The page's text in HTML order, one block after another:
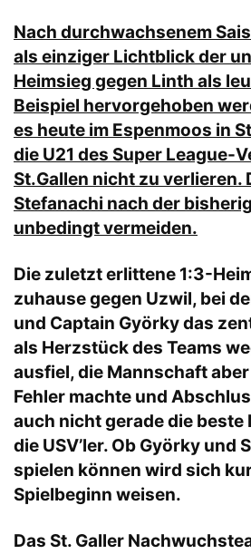
Nach durchwachsenem
als einziger Lichtblick der
Heimsieg gegen Linth als
Beispiel hervorgehoben
es heute im Espenmoos in
die U21 des Super League-
St.Gallen nicht zu verlieren.
Stefanachi nach der
unbedingt vermeiden.
Die zuletzt erlittene 1:3-
zuhause gegen Uzwil, bei
und Captain Györky das
als Herzstück des Teams
ausfiel, die Mannschaft
Fehler machte und
auch nicht gerade die
die USV’ler. Ob Györky und
spielen können wird sich
Spielbeginn weisen.
Das St. Galler